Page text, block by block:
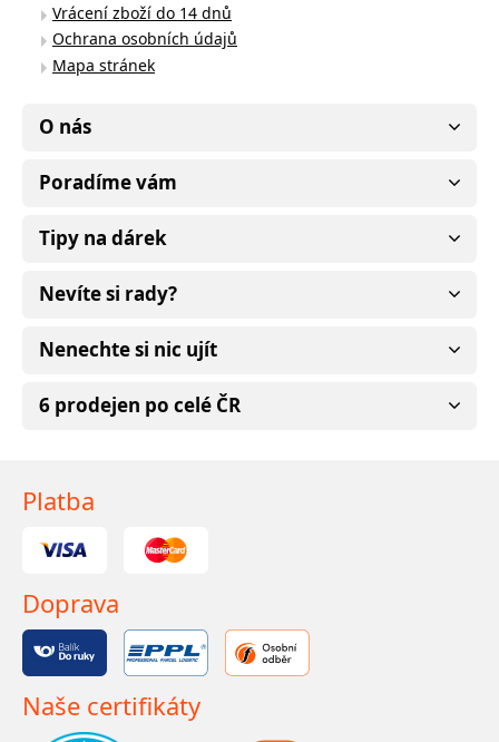
Vrácení zboží do 14 dnů
Ochrana osobních údajů
Mapa stránek
O nás
Poradíme vám
Tipy na dárek
Nevíte si rady?
Nenechte si nic ujít
6 prodejen po celé ČR
Platba
Doprava
Naše certifikáty